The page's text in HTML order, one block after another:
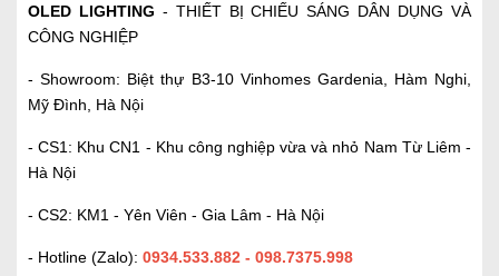
OLED LIGHTING - THIẾT BỊ CHIẾU SÁNG DÂN DỤNG VÀ
CÔNG NGHIỆP
- Showroom: Biệt thự B3-10 Vinhomes Gardenia, Hàm Nghi,
Mỹ Đình, Hà Nội
- CS1: Khu CN1 - Khu công nghiệp vừa và nhỏ Nam Từ Liêm -
Hà Nội
- CS2: KM1 - Yên Viên - Gia Lâm - Hà Nội
- Hotline (Zalo): 0934.533.882 - 098.7375.998